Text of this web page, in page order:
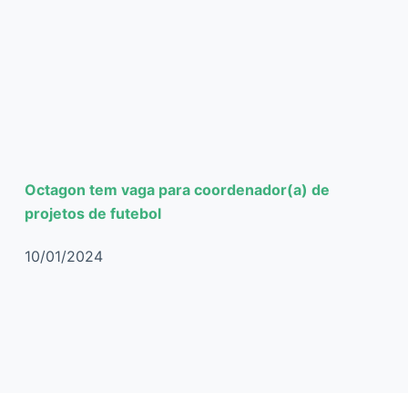
Octagon tem vaga para coordenador(a) de
projetos de futebol
10/01/2024